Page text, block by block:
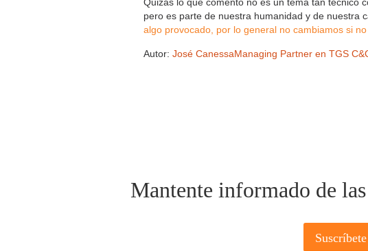
pero es parte de nuestra humanidad y de nuestra
algo provocado, por lo general no cambiamos si
Autor:José CanessaManaging Partner en TGS
Mantente informado de